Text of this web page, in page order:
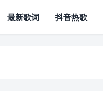
最新歌词 抖音热歌